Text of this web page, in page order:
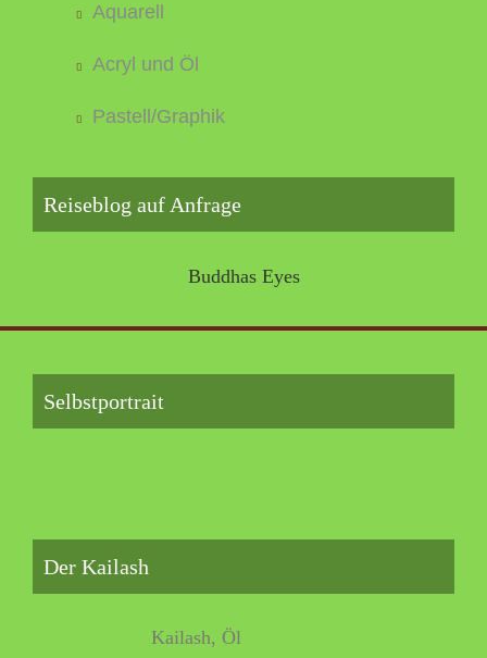
Aquarell
Acryl und Öl
Pastell/Graphik
Reiseblog auf Anfrage
Buddhas Eyes
Selbstportrait
Der Kailash
Kailash, Öl